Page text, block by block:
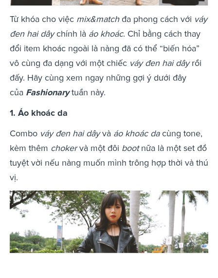
Từ khóa cho việc mix&matchđa phong cách với váy
đen hai dâychính là áo khoác. Chỉ bằng cách thay
đổi item khoác ngoài là nàng đã có thể “biến hóa”
vô cùng đa dạng với một chiếc váy đen hai dâyrồi
đấy. Hãy cùng xem ngay những gợi ý dưới đây
của Fashionarytuần này.
1. Áo khoác da
Combo váy đen hai dâyvà áo khoác dacùng tone,
kèm thêm chokervà một đôi bootnữa là một set đồ
tuyệt vời nếu nàng muốn mình trông hợp thời và thú
vị.